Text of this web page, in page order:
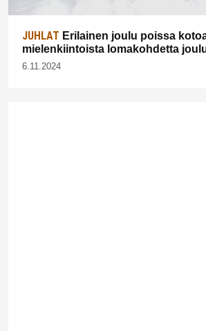
JUHLAT Erilainen joulu poissa
mielenkiintoista lomakohdetta
6.11.2024